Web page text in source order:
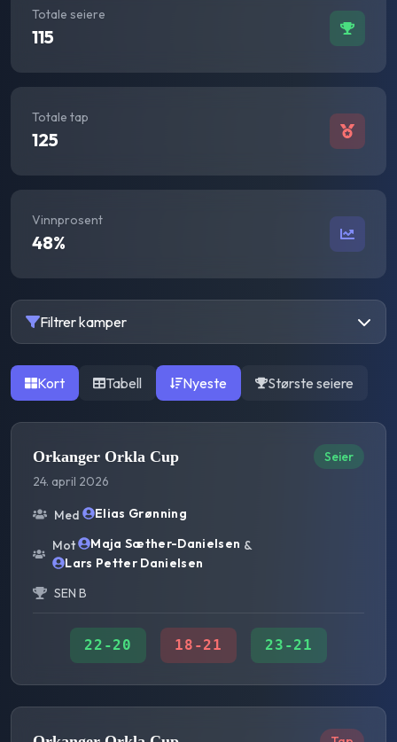
Totale seiere
115
Totale tap
125
Vinnprosent
48%
Filtrer kamper
Kort Tabell Nyeste Største seiere
Orkanger Orkla Cup
24. april 2026
Seier
Med
Elias Grønning
Mot
Maja Sæther-Danielsen &
Lars Petter Danielsen
SEN B
22 -20 18 -21 23 -21